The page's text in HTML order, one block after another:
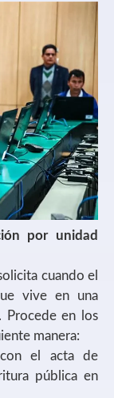
por unidad
cuando el
vive en una
Procede en los
manera:
el acta de
pública en